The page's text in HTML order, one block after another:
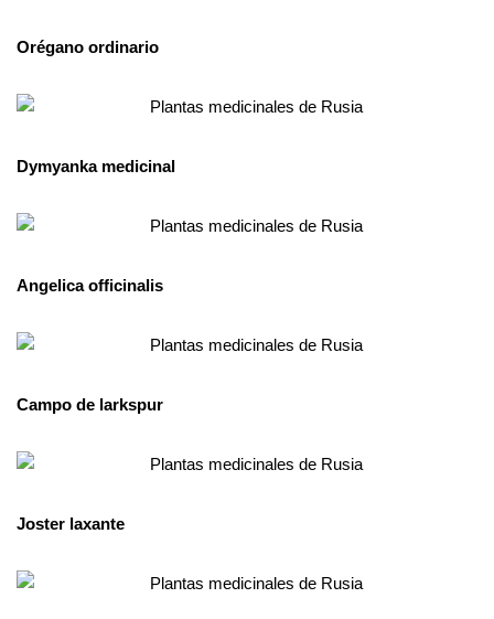
Orégano ordinario
Dymyanka medicinal
Angelica officinalis
Campo de larkspur
Joster laxante